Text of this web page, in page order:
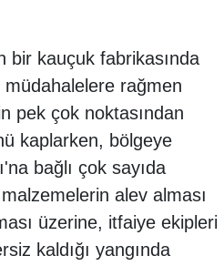
bir kauçuk fabrikasında
müdahalelere rağmen
pek çok noktasından
kaplarken, bölgeye
bağlı çok sayıda
alev alması
üzerine, itfaiye ekipleri
kaldığı yangında